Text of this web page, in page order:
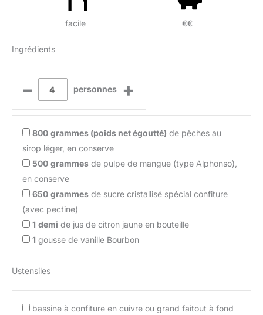
facile €€
Ingrédients
– personnes +
800 grammes (poids net égoutté) de pêches au
sirop léger, en conserve
500 grammes de pulpe de mangue (type Alphonso),
en conserve
650 grammes de sucre cristallisé spécial confiture
(avec pectine)
1 demi de jus de citron jaune en bouteille
1 gousse de vanille Bourbon
Ustensiles
bassine à confiture en cuivre ou grand faitout à fond